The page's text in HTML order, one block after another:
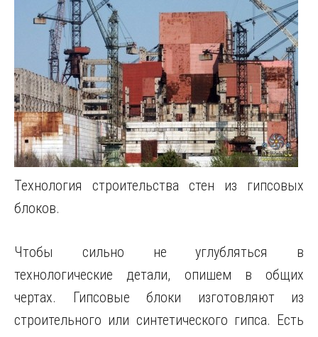
Технология строительства стен из гипсовых
блоков.
Чтобы сильно не углубляться в
технологические детали, опишем в общих
чертах. Гипсовые блоки изготовляют из
строительного или синтетического гипса. Есть